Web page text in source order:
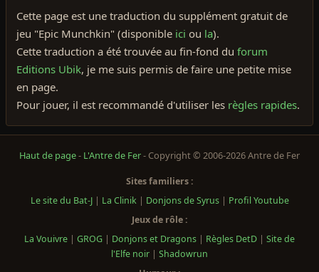
Cette page est une traduction du supplément gratuit de
jeu "Epic Munchkin" (disponible ici ou la).
Cette traduction a été trouvée au fin-fond du forum
Editions Ubik, je me suis permis de faire une petite mise
en page.
Pour jouer, il est recommandé d'utiliser les règles rapides.
Haut de page- L'Antre de Fer- Copyright © 2006-2026 Antre de Fer
Sites familiers :
Le site du Bat-J| La Clinik| Donjons de Syrus| Profil Youtube
Jeux de rôle :
La Vouivre | GROG | Donjons et Dragons | Règles DetD | Site de
l'Elfe noir | Shadowrun